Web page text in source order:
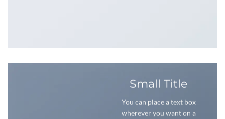
Small Title
You can place a text box
wherever you want on a